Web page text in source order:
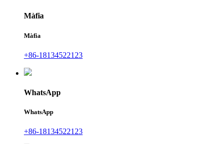
Màfia
Màfia
+86-18134522123
WhatsApp
WhatsApp
+86-18134522123